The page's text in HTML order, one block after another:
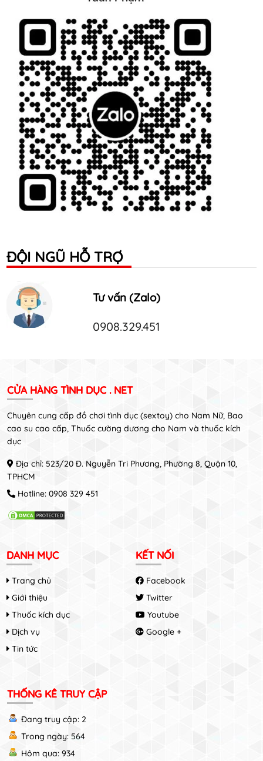
ĐỘI NGŨ HỖ TRỢ
Tư vấn (Zalo)
0908.329.451
CỬA HÀNG TÌNH DỤC . NET
Chuyên cung cấp đồ chơi tình dục (sextoy) cho Nam Nữ, Bao
cao su cao cấp, Thuốc cường dương cho Nam và thuốc kích
dục
Địa chỉ: 523/20 Đ. Nguyễn Tri Phương, Phường 8, Quận 10,
TPHCM
Hotline: 0908 329 451
DANH MỤC
Trang chủ
Giới thiệu
Thuốc kích dục
Dịch vụ
Tin tức
KẾT NỐI
Facebook
Twitter
Youtube
Google +
THỐNG KÊ TRUY CẬP
Đang truy cập: 2
Trong ngày: 564
Hôm qua: 934